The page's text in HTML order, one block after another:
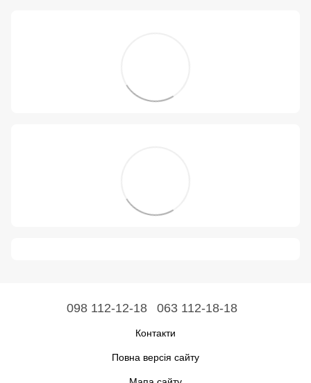
098 112-12-18 063 112-18-18
Контакти
Повна версія сайту